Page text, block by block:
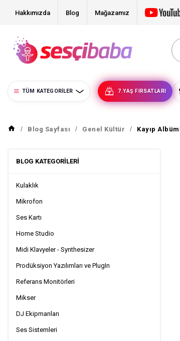
Hakkımızda Blog Mağazamız
TÜM KATEGORILER 7.YAŞ FIRSATLARI
Blog Sayfası Genel Kültür Kayıp
BLOG KATEGORILERI
Kulaklık
Mikrofon
Ses Kartı
Home Studio
Midi Klavyeler - Synthesizer
Prodüksiyon Yazılımları ve PlugIn
Referans Monitörleri
Mikser
DJ Ekipmanları
Ses Sistemleri